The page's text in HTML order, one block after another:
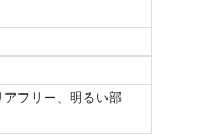
フリー、明るい部